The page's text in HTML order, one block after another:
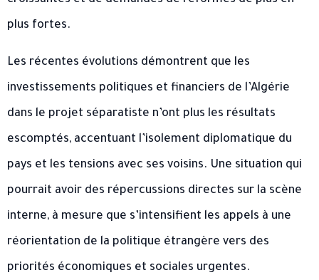
plus fortes.
Les récentes évolutions démontrent que les
investissements politiques et financiers de l’Algérie
dans le projet séparatiste n’ont plus les résultats
escomptés, accentuant l’isolement diplomatique du
pays et les tensions avec ses voisins. Une situation qui
pourrait avoir des répercussions directes sur la scène
interne, à mesure que s’intensifient les appels à une
réorientation de la politique étrangère vers des
priorités économiques et sociales urgentes.